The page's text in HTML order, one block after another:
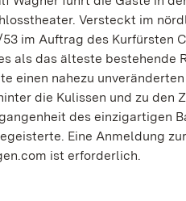
Versteckt im
im Auftrag des Kurfürsten
als das älteste bestehende
einen nahezu
die Kulissen und zu
des einzigartigen
Eine Anmeldung
ist erforderlich.